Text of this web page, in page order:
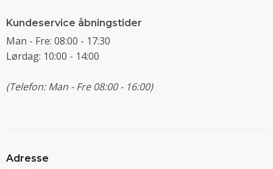
Kundeservice åbningstider
Man - Fre: 08:00 - 17:30
Lørdag: 10:00 - 14:00
(Telefon: Man - Fre 08:00 - 16:00)
Adresse